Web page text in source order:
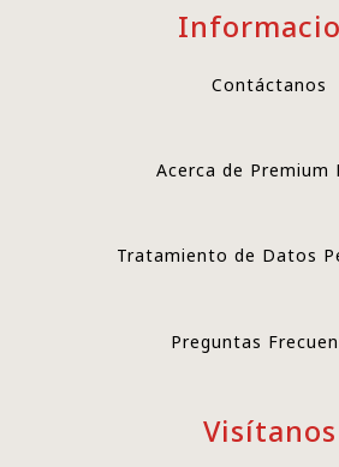
Contáctanos
Acerca de Premium
Tratamiento de Datos
Preguntas
Visítanos